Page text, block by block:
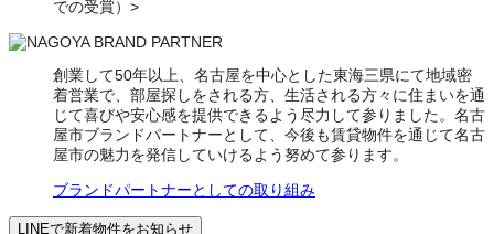
での受賞）>
創業して50年以上、名古屋を中心とした東海三県にて地域密
着営業で、部屋探しをされる方、生活される方々に住まいを通
じて喜びや安心感を提供できるよう尽力して参りました。名古
屋市ブランドパートナーとして、今後も賃貸物件を通じて名古
屋市の魅力を発信していけるよう努めて参ります。
ブランドパートナーとしての取り組み
LINEで新着物件をお知らせ